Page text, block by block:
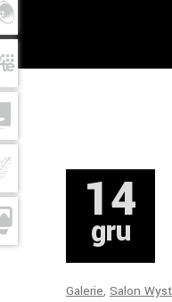
14
gru
Galerie, Salon